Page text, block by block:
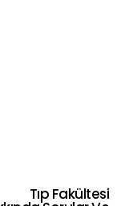
Tıp Fakültesi